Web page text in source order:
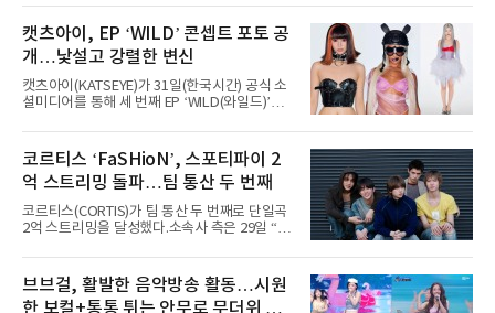
코르티스 등 K팝 스타들이 출연진 명단에 이름
을 올렸다.이날 에스파는
AxMxP는 데뷔 전부터 버스킹과 각종 페스티벌,
공연 무대에 오르며 실전 경험을 쌓아왔다.이들
은 소속사 패밀리 콘서트를 비롯해 '뷰티풀 민트
라이프 2025', '2025 부산국제록페스티벌' 등 대
형 무대에 잇달아 출연해 당찬 에너지와 풋풋한
매력으로 음악팬들의 눈도장을 찍었다.이후
AxMxP는 '카운트다운 판타지 2025-2026',
정적인 실력을 입증했고, 올해 '2026 어썸뮤직
페스티벌', '뷰티풀 민트 라이프 2026', '2026
캣츠아이, EP ‘WILD’ 콘셉트 포토 공
개…낯설고 강렬한 변신
캣츠아이(KATSEYE)가 31일(한국시간) 공식 소
셜미디어를 통해 세 번째 EP ‘WILD(와일드)’의
heart(와일드 하트)’라는 제목이 붙은 콘셉트 포
토에는 멤버들의 본능적이고 야성적인 면모가
강렬하게 담겼다. 짙은 아이섀도와 푸른빛·금빛·
붉은빛의 컬러 렌즈가 비현실적인 분위기를 자
아내고, 여러 원색이 불규칙하게 뒤섞인 멀티컬
러 헤어와 과감한 블루·블랙 립 메이크업이 낯설
고도 매혹적인 비주얼을 완성했다.스타일링 역
엣을 거침없이 결합했다. 멤버들은 각기 다른 개
성을 살린 스타일링을 선
코르티스 ‘FaSHioN’, 스포티파이 2
억 스트리밍 돌파…팀 통산 두 번째
코르티스(CORTIS)가 팀 통산 두 번째로 단일곡
2억 스트리밍을 달성했다.소속사 측은 29일 “코
벌 오디오·음원 스트리밍 플랫폼 스포티파이에
서 27일 자로 누적 재생 수 2억 회를 돌파했
다”고 밝혔다.곡이 발표된 지 약 10개월 만이다.
브브걸, 활발한 음악방송 활동…시원
한 보컬+통통 튀는 안무로 무더위 사